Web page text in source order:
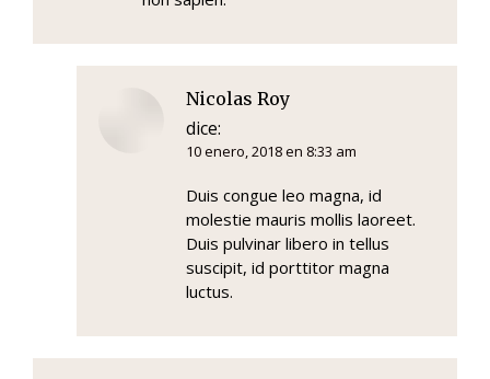
Nicolas Roy
dice:
10 enero, 2018 en 8:33 am
Duis congue leo magna, id
molestie mauris mollis laoreet.
Duis pulvinar libero in tellus
suscipit, id porttitor magna
luctus.